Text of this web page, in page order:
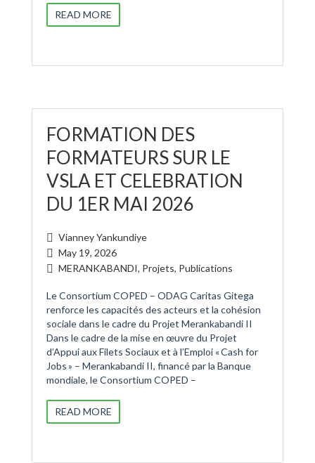
READ MORE
FORMATION DES
FORMATEURS SUR LE
VSLA ET CELEBRATION
DU 1ER MAI 2026
Vianney Yankundiye
May 19, 2026
MERANKABANDI, Projets, Publications
Le Consortium COPED – ODAG Caritas Gitega
renforce les capacités des acteurs et la cohésion
sociale dans le cadre du Projet Merankabandi II
Dans le cadre de la mise en œuvre du Projet
d’Appui aux Filets Sociaux et à l’Emploi « Cash for
Jobs » – Merankabandi II, financé par la Banque
mondiale, le Consortium COPED –
READ MORE